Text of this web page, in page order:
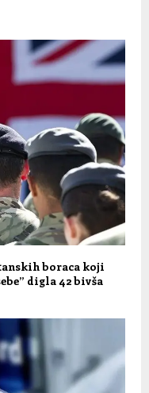
boraca koji
digla 42 bivša